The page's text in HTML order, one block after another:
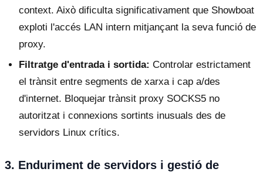
context. Això dificulta significativament que Showboat
exploti l'accés LAN intern mitjançant la seva funció de
proxy.
Filtratge d'entrada i sortida: Controlar estrictament
el trànsit entre segments de xarxa i cap a/des
d'internet. Bloquejar trànsit proxy SOCKS5 no
autoritzat i connexions sortints inusuals des de
servidors Linux crítics.
3. Enduriment de servidors i gestió de